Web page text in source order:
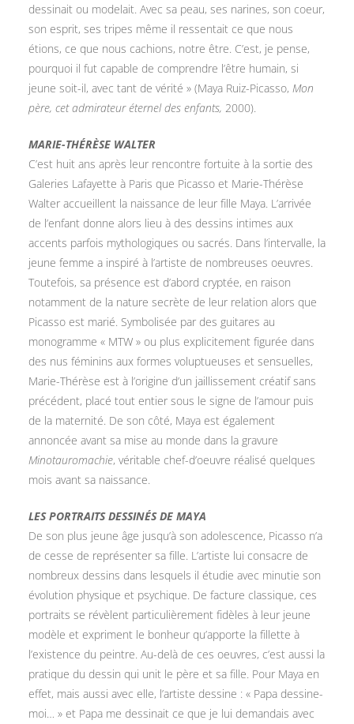
dessinait ou modelait. Avec sa peau, ses narines, son coeur,
son esprit, ses tripes même il ressentait ce que nous
étions, ce que nous cachions, notre être. C’est, je pense,
pourquoi il fut capable de comprendre l’être humain, si
jeune soit-il, avec tant de vérité » (Maya Ruiz-Picasso, Mon
père, cet admirateur éternel des enfants, 2000).
MARIE-THÉRÈSE WALTER
C’est huit ans après leur rencontre fortuite à la sortie des
Galeries Lafayette à Paris que Picasso et Marie-Thérèse
Walter accueillent la naissance de leur fille Maya. L’arrivée
de l’enfant donne alors lieu à des dessins intimes aux
accents parfois mythologiques ou sacrés. Dans l’intervalle, la
jeune femme a inspiré à l’artiste de nombreuses oeuvres.
Toutefois, sa présence est d’abord cryptée, en raison
notamment de la nature secrète de leur relation alors que
Picasso est marié. Symbolisée par des guitares au
monogramme « MTW » ou plus explicitement figurée dans
des nus féminins aux formes voluptueuses et sensuelles,
Marie-Thérèse est à l’origine d’un jaillissement créatif sans
précédent, placé tout entier sous le signe de l’amour puis
de la maternité. De son côté, Maya est également
annoncée avant sa mise au monde dans la gravure
Minotauromachie, véritable chef-d’oeuvre réalisé quelques
mois avant sa naissance.
LES PORTRAITS DESSINÉS DE MAYA
De son plus jeune âge jusqu’à son adolescence, Picasso n’a
de cesse de représenter sa fille. L’artiste lui consacre de
nombreux dessins dans lesquels il étudie avec minutie son
évolution physique et psychique. De facture classique, ces
portraits se révèlent particulièrement fidèles à leur jeune
modèle et expriment le bonheur qu’apporte la fillette à
l’existence du peintre. Au-delà de ces oeuvres, c’est aussi la
pratique du dessin qui unit le père et sa fille. Pour Maya en
effet, mais aussi avec elle, l’artiste dessine : « Papa dessine-
moi… » et Papa me dessinait ce que je lui demandais avec